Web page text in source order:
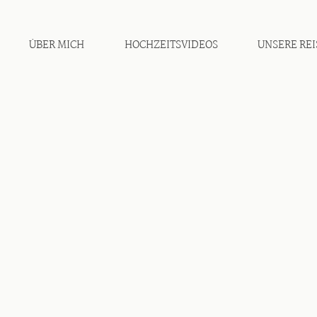
ÜBER MICH HOCHZEITSVIDEOS UNSERE